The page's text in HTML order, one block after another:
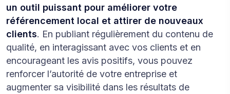
un outil puissant pour améliorer votre
référencement local et attirer de nouveaux
clients. En publiant régulièrement du contenu de
qualité, en interagissant avec vos clients et en
encourageant les avis positifs, vous pouvez
renforcer l’autorité de votre entreprise et
augmenter sa visibilité dans les résultats de